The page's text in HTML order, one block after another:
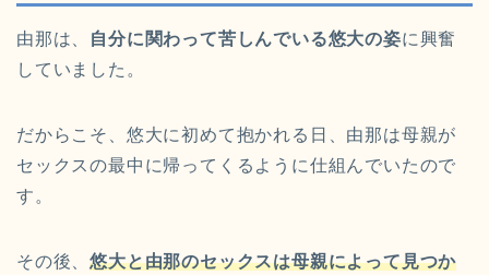
由那は、 自分に関わって苦しんでいる悠大の姿に興奮
していました。
だからこそ、悠大に初めて抱かれる日、由那は母親が
セックスの最中に帰ってくるように仕組んでいたので
す。
その後、悠大と由那のセックスは母親によって見つか